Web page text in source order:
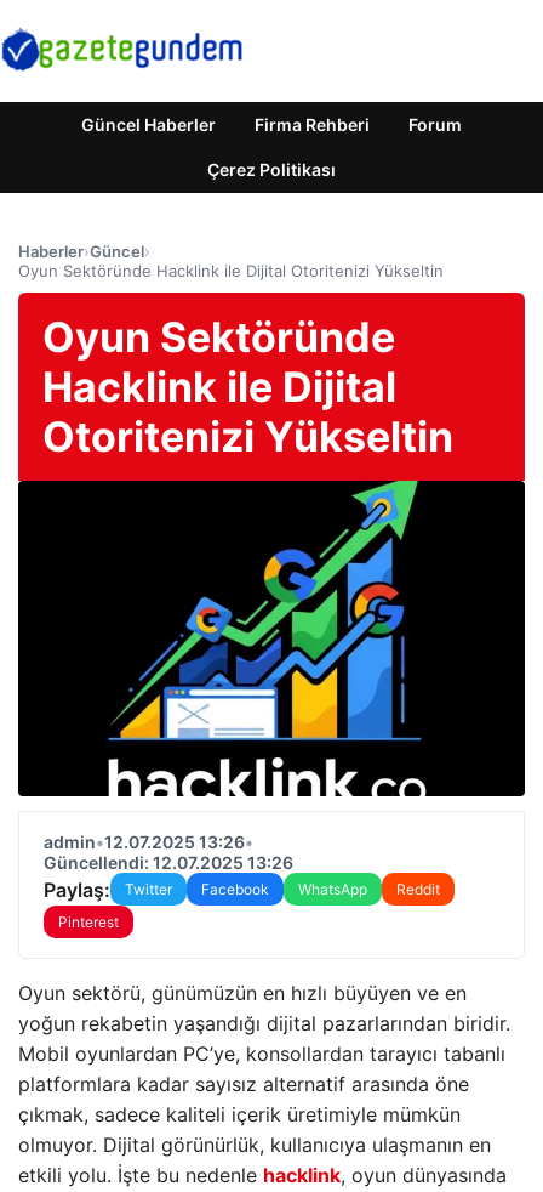
Güncel Haberler Firma Rehberi Forum
Çerez Politikası
Haberler›Güncel›
Oyun Sektöründe Hacklink ile Dijital Otoritenizi Yükseltin
Oyun Sektöründe
Hacklink ile Dijital
Otoritenizi Yükseltin
admin•12.07.2025 13:26•
Güncellendi: 12.07.2025 13:26
Paylaş: Twitter Facebook WhatsApp
Reddit
Pinterest
Oyun sektörü, günümüzün en hızlı büyüyen ve en
yoğun rekabetin yaşandığı dijital pazarlarından biridir.
Mobil oyunlardan PC’ye, konsollardan tarayıcı tabanlı
platformlara kadar sayısız alternatif arasında öne
çıkmak, sadece kaliteli içerik üretimiyle mümkün
olmuyor. Dijital görünürlük, kullanıcıya ulaşmanın en
etkili yolu. İşte bu nedenle hacklink, oyun dünyasında